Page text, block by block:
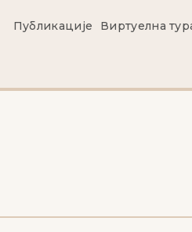
Публикације Виртуелна